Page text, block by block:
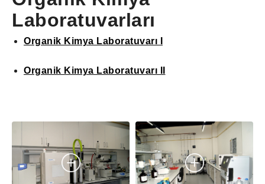
Laboratuvarları
Organik Kimya Laboratuvarı I
Organik Kimya Laboratuvarı II